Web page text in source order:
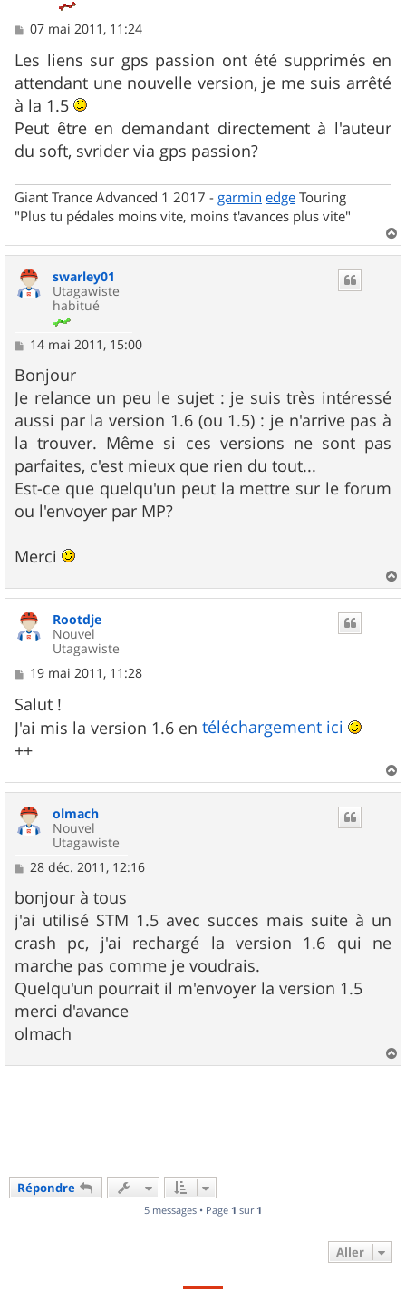
M
s
s
a
g
e
07 mai 2011, 11:24
Les liens sur gps passion ont été supprimés en
attendant une nouvelle version, je me suis arrêté
à la 1.5
Peut être en demandant directement à l'auteur
du soft, svrider via gps passion?
Giant Trance Advanced 1 2017 - garmin edge Touring
"Plus tu pédales moins vite, moins t'avances plus vite"
a
swarley01
Utagawiste
habitué
M
s
s
a
g
e
14 mai 2011, 15:00
Bonjour
Je relance un peu le sujet : je suis très intéressé
aussi par la version 1.6 (ou 1.5) : je n'arrive pas à
la trouver. Même si ces versions ne sont pas
parfaites, c'est mieux que rien du tout...
Est-ce que quelqu'un peut la mettre sur le forum
ou l'envoyer par MP?
Merci
a
Rootdje
Nouvel
Utagawiste
M
s
s
a
g
e
19 mai 2011, 11:28
Salut !
J'ai mis la version 1.6 en téléchargement ici
++
a
olmach
Nouvel
Utagawiste
M
s
s
a
g
e
28 déc. 2011, 12:16
bonjour à tous
j'ai utilisé STM 1.5 avec succes mais suite à un
crash pc, j'ai rechargé la version 1.6 qui ne
marche pas comme je voudrais.
Quelqu'un pourrait il m'envoyer la version 1.5
merci d'avance
olmach
a
Répondre
5 messages • Page 1 sur 1
Aller